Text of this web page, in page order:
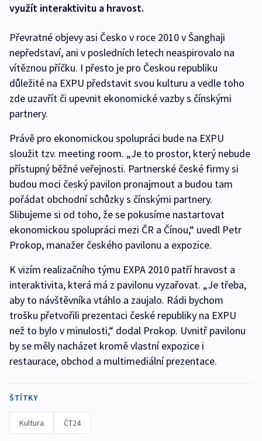
využít interaktivitu a hravost.
Převratné objevy asi Česko v roce 2010 v Šanghaji
nepředstaví, ani v posledních letech neaspirovalo na
vítěznou příčku. I přesto je pro Českou republiku
důležité na EXPU představit svou kulturu a vedle toho
zde uzavřít či upevnit ekonomické vazby s čínskými
partnery.
Právě pro ekonomickou spolupráci bude na EXPU
sloužit tzv. meeting room. „Je to prostor, který nebude
přístupný běžné veřejnosti. Partnerské české firmy si
budou moci český pavilon pronajmout a budou tam
pořádat obchodní schůzky s čínskými partnery.
Slibujeme si od toho, že se pokusíme nastartovat
ekonomickou spolupráci mezi ČR a Čínou,“ uvedl Petr
Prokop, manažer českého pavilonu a expozice.
K vizím realizačního týmu EXPA 2010 patří hravost a
interaktivita, která má z pavilonu vyzařovat. „Je třeba,
aby to návštěvníka vtáhlo a zaujalo. Rádi bychom
trošku přetvořili prezentaci české republiky na EXPU
než to bylo v minulosti,“ dodal Prokop. Uvnitř pavilonu
by se měly nacházet kromě vlastní expozice i
restaurace, obchod a multimediální prezentace.
ŠTÍTKY
Kultura ČT24